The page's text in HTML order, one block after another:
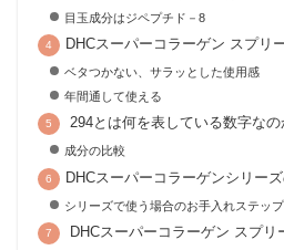
目玉成分はジペプチド－8
DHCスーパーコラーゲン スプリ
ベタつかない、サラッとした使用感
年間通して使える
294とは何を表している数字なの
成分の比較
DHCスーパーコラーゲンシリー
シリーズで使う場合のお手入れステップ
DHCスーパーコラーゲン スプリ